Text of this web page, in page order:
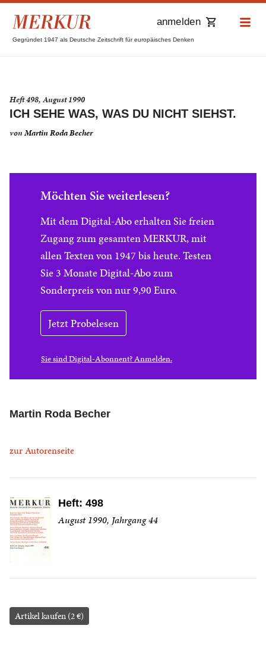
Gegründet 1947 als Deutsche Zeitschrift für europäisches Denken
anmelden
Heft 498, August 1990
ICH SEHE WAS, WAS DU NICHT SIEHST.
vonMartin Roda Becher
Möchten Sie weiterlesen?
Mit dem Digital-Abo erhalten Sie freien
Zugang zum gesamten MERKUR, mit
allen Texten von 1947 bis heute. Testen
Sie 3 Monate Digital-Abo zum
Sonderpreis von nur 9,90 Euro.
Jetzt Probelesen
Sie sind Digital-Abonnent? Anmelden.
Martin Roda Becher
zur Autorenseite
Heft: 498
August 1990, Jahrgang 44
Artikel kaufen (2 €)